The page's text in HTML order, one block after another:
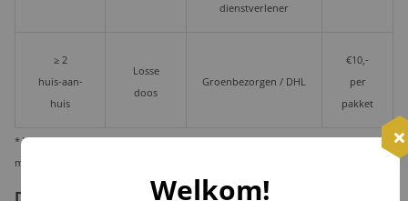
dienstverlener
≥ 2
huis-aan-
huis
Losse
doos
Groenbezorgen / DHL
€10,-
per
pakket
* Wij verzenden 1 kerstpakket standaard per pakketdienst, maar bieden u de
mogelijkheid deze per pallet te laten leveren i.v.m. veiligheid en zekerheid.
De voor- en nadelen per verzendoptie
Welkom!